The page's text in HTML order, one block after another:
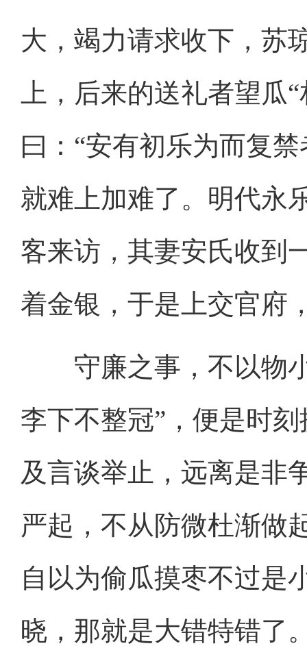
大，竭力请求收下，苏
上，后来的送礼者望瓜
曰：“安有初乐为而复
就难上加难了。明代永
客来访，其妻安氏收到
着金银，于是上交官府
守廉之事，不以物小
李下不整冠”，便是时
及言谈举止，远离是非
严起，不从防微杜渐做
自以为偷瓜摸枣不过是
晓，那就是大错特错了